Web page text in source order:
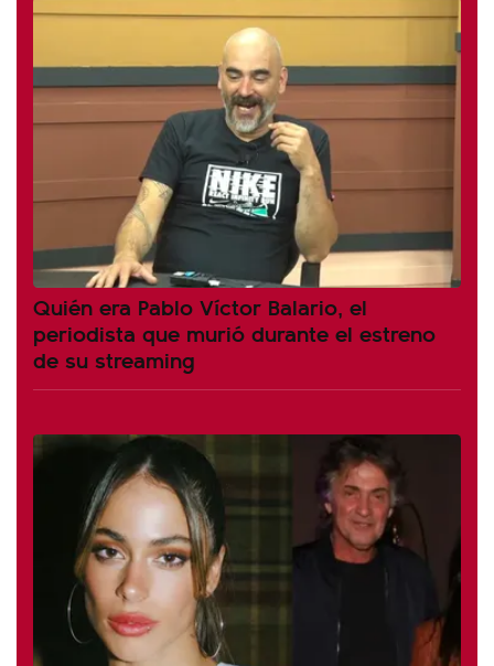
Quién era Pablo Víctor Balario, el
periodista que murió durante el estreno
de su streaming